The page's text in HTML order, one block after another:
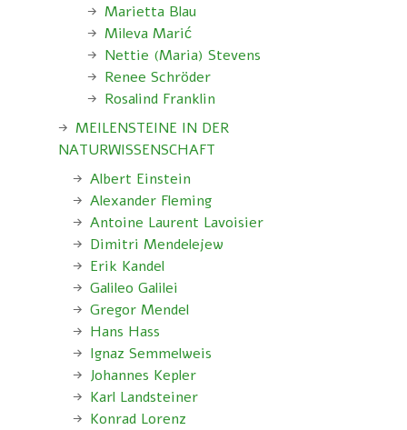
Marietta Blau
Mileva Marić
Nettie (Maria) Stevens
Renee Schröder
Rosalind Franklin
MEILENSTEINE IN DER
NATURWISSENSCHAFT
Albert Einstein
Alexander Fleming
Antoine Laurent Lavoisier
Dimitri Mendelejew
Erik Kandel
Galileo Galilei
Gregor Mendel
Hans Hass
Ignaz Semmelweis
Johannes Kepler
Karl Landsteiner
Konrad Lorenz